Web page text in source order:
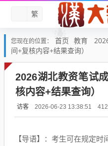
繁
您现在的位置： 首页 教育
间+复核内容+结果查询）
2026湖北教资笔试
核内容+结果查询）
访客 2026-06-23 13:38:51
【导语】：考生可在规定